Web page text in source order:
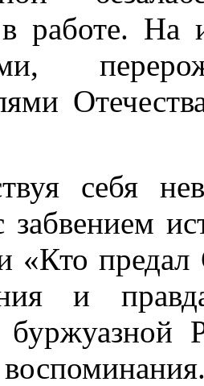
в работе.
себя
«Кто
и